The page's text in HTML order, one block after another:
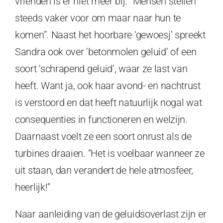
steeds vaker voor om maar naar hun te
komen”. Naast het hoorbare ‘gewoesj’ spreekt
Sandra ook over ‘betonmolen geluid’ of een
soort ‘schrapend geluid’, waar ze last van
heeft. Want ja, ook haar avond- en nachtrust
is verstoord en dat heeft natuurlijk nogal wat
consequenties in functioneren en welzijn.
Daarnaast voelt ze een soort onrust als de
turbines draaien. “Het is voelbaar wanneer ze
uit staan, dan verandert de hele atmosfeer,
heerlijk!”
Naar aanleiding van de geluidsoverlast zijn er